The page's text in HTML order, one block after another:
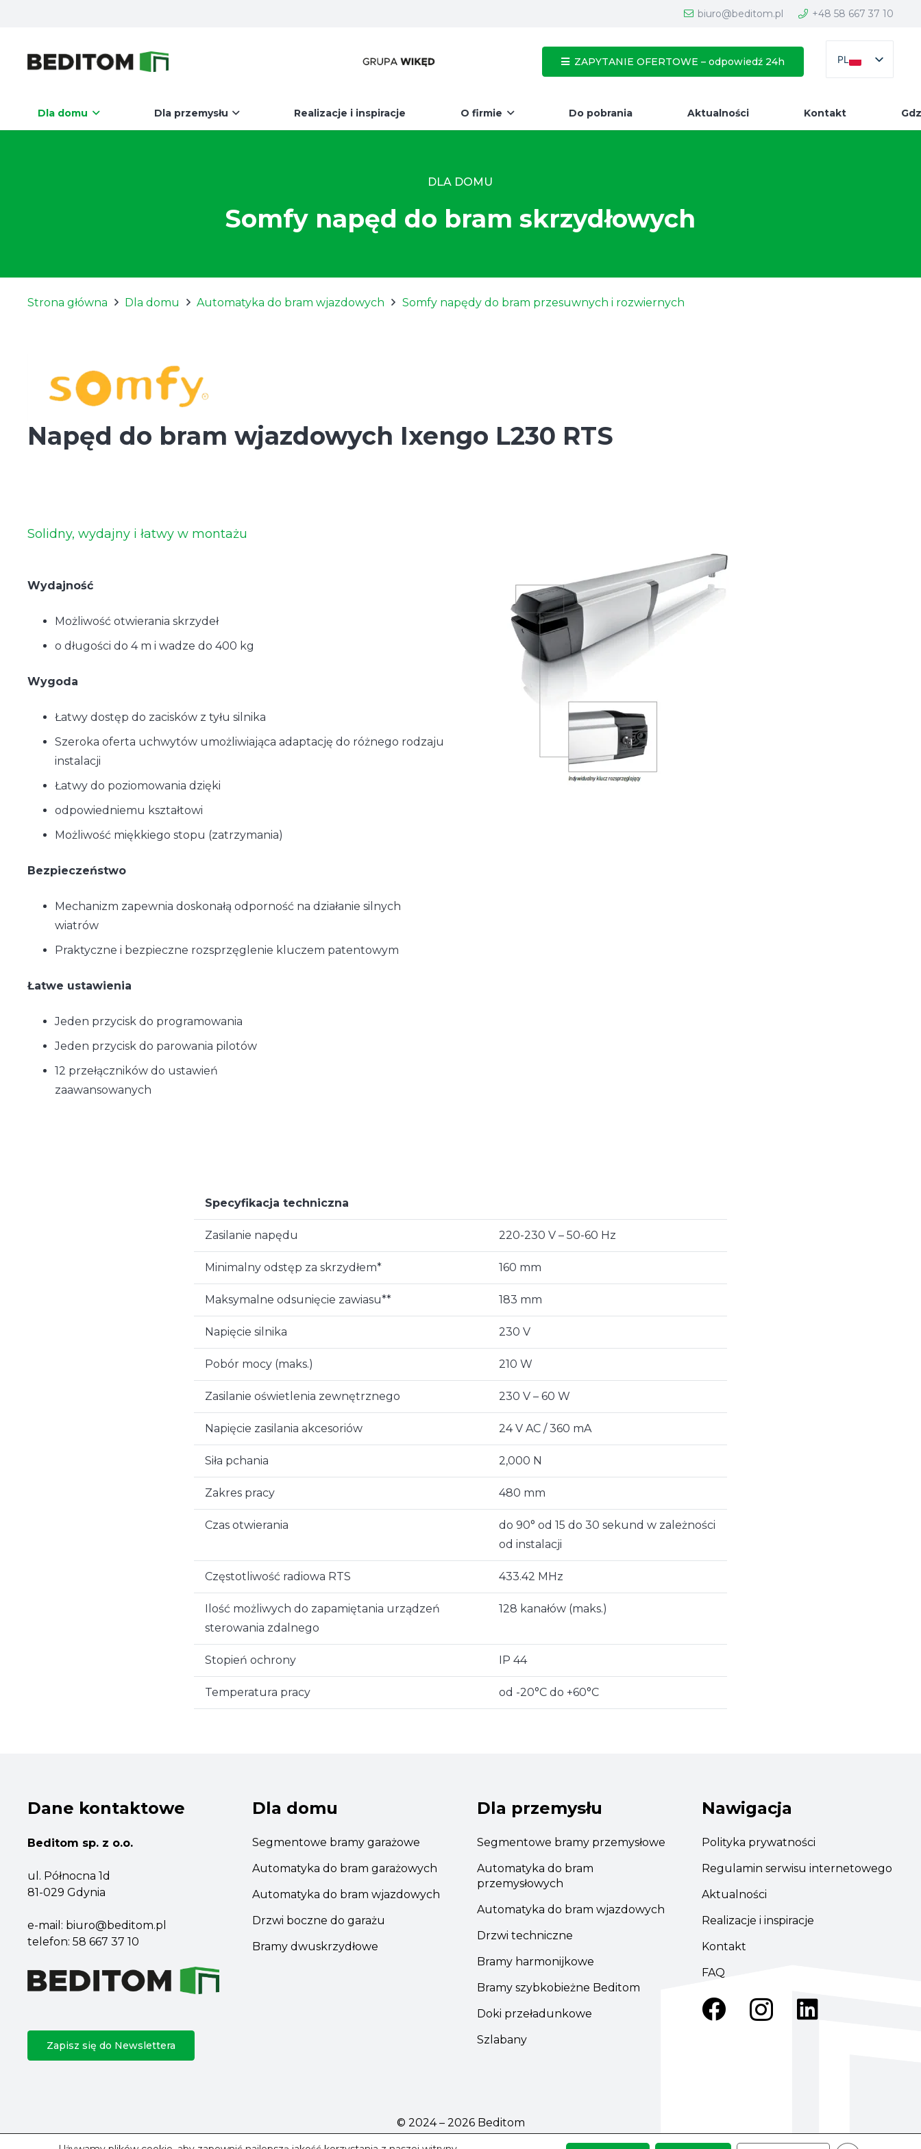
biuro@beditom.pl +48 58 667 37 10
ZAPYTANIE OFERTOWE – odpowiedź 24h PL
Dla domu Dla przemysłu Realizacje i inspiracje O firmie Do pobrania Aktualności Kontakt
DLA DOMU
Somfy napęd do bram skrzydłowych
Strona główna Dla domu Automatyka do bram wjazdowych Somfy napędy do bram przesuwnych i rozwiernych
Napęd do bram wjazdowych Ixengo L230 RTS
Solidny, wydajny i łatwy w montażu
Wydajność
Możliwość otwierania skrzydeł
o długości do 4 m i wadze do 400 kg
Wygoda
Łatwy dostęp do zacisków z tyłu silnika
Szeroka oferta uchwytów umożliwiająca adaptację do różnego rodzaju
instalacji
Łatwy do poziomowania dzięki
odpowiedniemu kształtowi
Możliwość miękkiego stopu (zatrzymania)
Bezpieczeństwo
Mechanizm zapewnia doskonałą odporność na działanie silnych
wiatrów
Praktyczne i bezpieczne rozsprzęglenie kluczem patentowym
Łatwe ustawienia
Jeden przycisk do programowania
Jeden przycisk do parowania pilotów
12 przełączników do ustawień
zaawansowanych
Specyfikacja techniczna
Zasilanie napędu 220-230 V – 50-60 Hz
Minimalny odstęp za skrzydłem* 160 mm
Maksymalne odsunięcie zawiasu** 183 mm
Napięcie silnika 230 V
Pobór mocy (maks.) 210 W
Zasilanie oświetlenia zewnętrznego 230 V – 60 W
Napięcie zasilania akcesoriów 24 V AC / 360 mA
Siła pchania 2,000 N
Zakres pracy 480 mm
Czas otwierania
do 90° od 15 do 30 sekund w zależności
od instalacji
Częstotliwość radiowa RTS 433.42 MHz
Ilość możliwych do zapamiętania urządzeń
sterowania zdalnego
128 kanałów (maks.)
Stopień ochrony IP 44
Temperatura pracy od -20°C do +60°C
Dane kontaktowe
Beditom sp. z o.o.
ul. Północna 1d
81-029 Gdynia
e-mail: biuro@beditom.pl
telefon: 58 667 37 10
Zapisz się do Newslettera
Dla domu
Segmentowe bramy garażowe
Automatyka do bram garażowych
Automatyka do bram wjazdowych
Drzwi boczne do garażu
Bramy dwuskrzydłowe
Dla przemysłu
Segmentowe bramy przemysłowe
Automatyka do bram
przemysłowych
Automatyka do bram wjazdowych
Drzwi techniczne
Bramy harmonijkowe
Bramy szybkobieżne Beditom
Doki przeładunkowe
Szlabany
Nawigacja
Polityka prywatności
Regulamin serwisu internetowego
Aktualności
Realizacje i inspiracje
Kontakt
FAQ
© 2024 – 2026 Beditom